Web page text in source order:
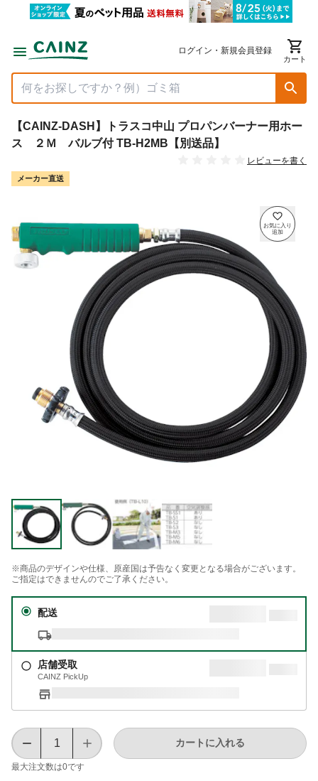
ログイン・新規会員登録
カート
【CAINZ-DASH】トラスコ中山 プロパンバーナー用ホー
ス ２Ｍ バルブ付 TB-H2MB【別送品】
レビューを書く
メーカー直送
※商品のデザインや仕様、原産国は予告なく変更となる場合がございます。
ご指定はできませんのでご了承ください。
配送
店舗受取
CAINZ PickUp
最大注文数は0です
カートに入れる